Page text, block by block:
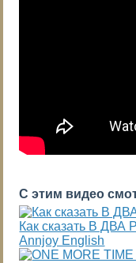
С этим видео
Как сказать В
Annjoy English